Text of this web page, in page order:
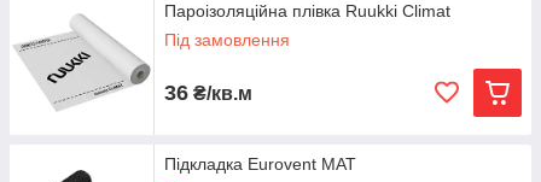
Пароізоляційна плівка Ruukki Climat
Під замовлення
36 ₴/кв.м
Підкладка Eurovent MAT